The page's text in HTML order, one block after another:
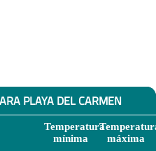
PLAYA DEL CARMEN
Temperatura
mínima
máxima